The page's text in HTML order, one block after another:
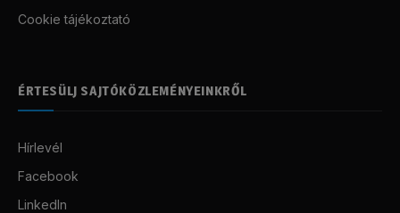
Cookie tájékoztató
ÉRTESÜLJ SAJTÓKÖZLEMÉNYEINKRŐL
Hírlevél
Facebook
LinkedIn